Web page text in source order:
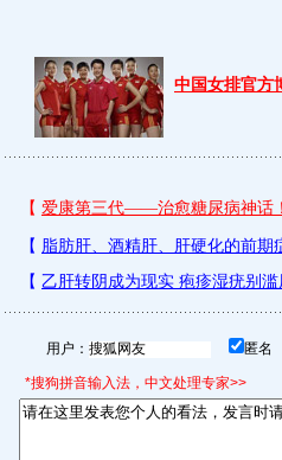
中国女排官方
用户： 匿名
*搜狗拼音输入法，中文处理专家>>